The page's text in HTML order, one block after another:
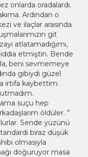
onlarda oradalardı.
Ardından o
ve ilaçlar arasında
git
atlatamadığımı,
etmiştin. Bende
beni sevmemeye
gibiydi güzel
irtifa kaybettim.
ama suçu hep
öldüler. ”
Sende yüzünü
biraz düşük
olmasıyla
doğuruyor masa